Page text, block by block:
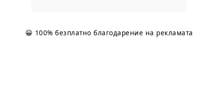
😀 100% безплатно благодарение на рекламата